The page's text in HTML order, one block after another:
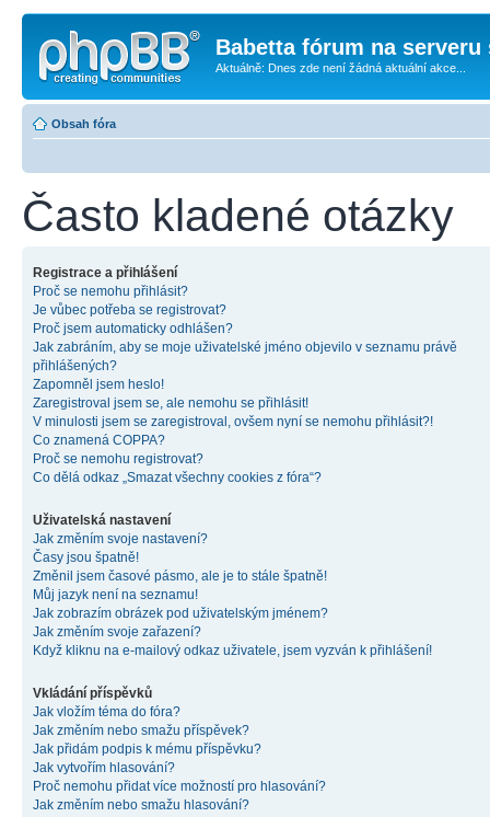
Babetta fórum na serveru
Aktuálně: Dnes zde není žádná aktuální akce...
Obsah fóra
Často kladené otázky
Registrace a přihlášení
Proč se nemohu přihlásit?
Je vůbec potřeba se registrovat?
Proč jsem automaticky odhlášen?
Jak zabráním, aby se moje uživatelské jméno objevilo v seznamu právě
přihlášených?
Zapomněl jsem heslo!
Zaregistroval jsem se, ale nemohu se přihlásit!
V minulosti jsem se zaregistroval, ovšem nyní se nemohu přihlásit?!
Co znamená COPPA?
Proč se nemohu registrovat?
Co dělá odkaz „Smazat všechny cookies z fóra“?
Uživatelská nastavení
Jak změním svoje nastavení?
Časy jsou špatně!
Změnil jsem časové pásmo, ale je to stále špatně!
Můj jazyk není na seznamu!
Jak zobrazím obrázek pod uživatelským jménem?
Jak změním svoje zařazení?
Když kliknu na e-mailový odkaz uživatele, jsem vyzván k přihlášení!
Vkládání příspěvků
Jak vložím téma do fóra?
Jak změním nebo smažu příspěvek?
Jak přidám podpis k mému příspěvku?
Jak vytvořím hlasování?
Proč nemohu přidat více možností pro hlasování?
Jak změním nebo smažu hlasování?